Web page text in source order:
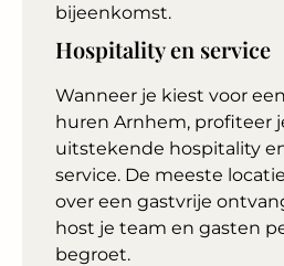
bijeenkomst.
Hospitality en service
Wanneer je kiest voor
huren Arnhem, profiteer
uitstekende hospitality
service. De meeste
over een gastvrije
host je team en gasten
begroet.